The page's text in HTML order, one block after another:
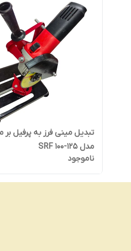
تبدیل مینی فرز به پرفیل بر
مدل SRF 100-125
ناموجود